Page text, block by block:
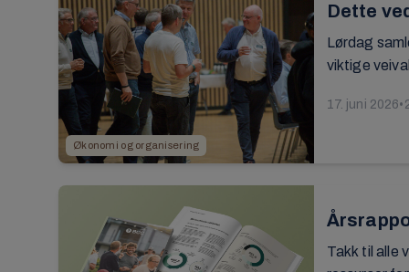
Økonomi og organisering
Dette
Lørdag
viktige
17. juni 2026•
Takk til alle